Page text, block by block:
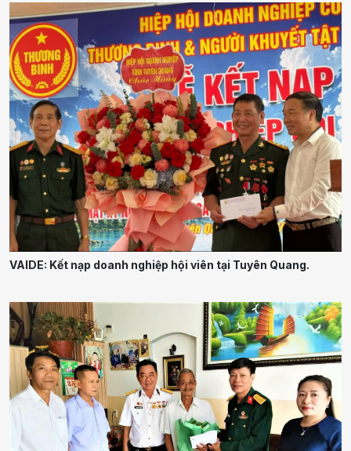
VAIDE: Kết nạp doanh nghiệp hội viên tại Tuyên Quang.